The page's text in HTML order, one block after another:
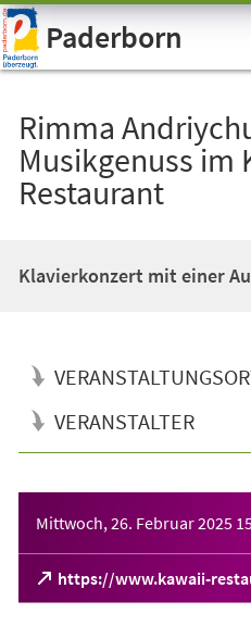
Visuelle
Assistenzsoftware
öffnen.Paderborn
Rimma
Musikgenuss im
Restaurant
Klavierkonzert mit einer
VERANSTALTER
Mittwoch, 26. Februar 2025
https://www.kawaii-
(Öffnet
in